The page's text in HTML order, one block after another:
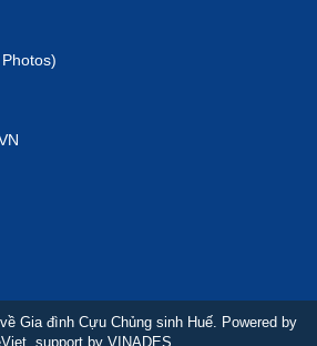
Gia đình Cựu Chủng sinh Huế. Powered by
, support by VINADES